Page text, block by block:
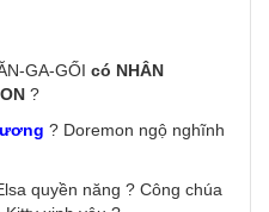
GA-GỐI có NHÂN
?
? Doremon ngộ nghĩnh
quyền năng ? Công chúa